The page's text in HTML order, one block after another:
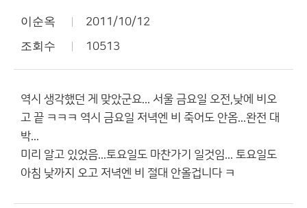
이순옥 2011/10/12
조회수 10513
역시 생각했던 게 맞았군요... 서울 금요일 오전,낮에 비오
고 끝 ㅋㅋㅋ 역시 금요일 저녁엔 비 죽어도 안옴...완전 대
박...
미리 알고 있었음...토요일도 마찬가기 일것임... 토요일도
아침 낮까지 오고 저녁엔 비 절대 안올겁니다 ㅋ